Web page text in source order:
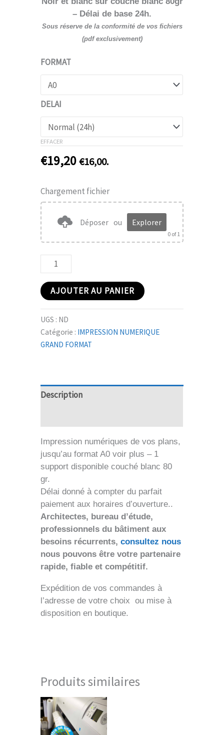
– Délai de base 24h.
Sous réserve de la conformité de vos fichiers
(pdf exclusivement)
FORMAT
DELAI
EFFACER
€19,20€16,00.
Chargement fichier
Déposer ou Explorer
0of 1
AJOUTER AU PANIER
UGS : ND
Catégorie : IMPRESSION NUMERIQUE
GRAND FORMAT
Description
Impression numériques de vos plans,
jusqu’au format A0 voir plus – 1
support disponible couché blanc 80
gr.
Délai donné à compter du parfait
paiement aux horaires d’ouverture..
Architectes, bureau d’étude,
professionnels du bâtiment aux
besoins récurrents,consultez nous
nous pouvons être votre partenaire
rapide, fiable et compétitif.
Expédition de vos commandes à
l’adresse de votre choix ou mise à
disposition en boutique.
Produits similaires
Plage
de
prix :
€20,40